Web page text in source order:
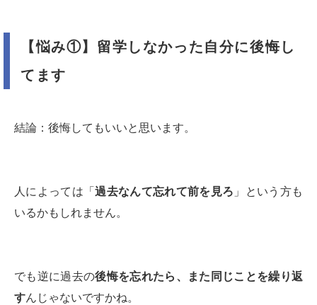
【悩み①】留学しなかった自分に後悔し
てます
結論：後悔してもいいと思います。
人によっては「過去なんて忘れて前を見ろ 」という方も
いるかもしれません。
でも逆に過去の後悔を忘れたら、また同じことを繰り返
すんじゃないですかね。